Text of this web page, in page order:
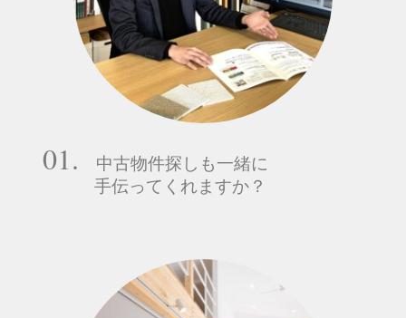
01.
中古物件探しも一緒に
手伝ってくれますか？